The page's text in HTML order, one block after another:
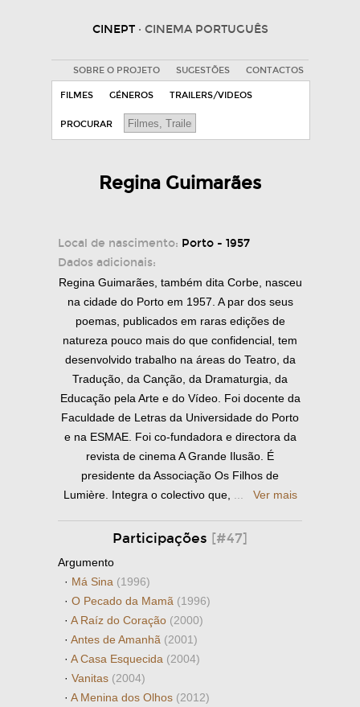
CINEPT · CINEMA PORTUGUÊS
SOBRE O PROJETO SUGESTÕES CONTACTOS
FILMES GÉNEROS TRAILERS/VIDEOS
PROCURAR
Regina Guimarães
Local de nascimento: Porto - 1957
Dados adicionais:
Regina Guimarães, também dita Corbe, nasceu
na cidade do Porto em 1957. A par dos seus
poemas, publicados em raras edições de
natureza pouco mais do que confidencial, tem
desenvolvido trabalho na áreas do Teatro, da
Tradução, da Canção, da Dramaturgia, da
Educação pela Arte e do Vídeo. Foi docente da
Faculdade de Letras da Universidade do Porto
e na ESMAE. Foi co-fundadora e directora da
revista de cinema A Grande Ilusão. É
presidente da Associação Os Filhos de
Lumière. Integra o colectivo que,
Ver mais
Participações [#47]
Argumento
· Má Sina (1996)
· O Pecado da Mamã (1996)
· A Raíz do Coração (2000)
· Antes de Amanhã (2001)
· A Casa Esquecida (2004)
· Vanitas (2004)
· A Menina dos Olhos (2012)